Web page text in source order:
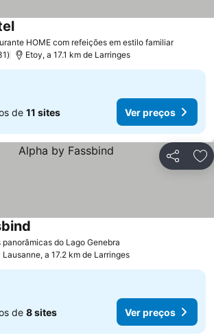
HOME com refeições em estilo familiar
Etoy, a 17.1 km de Larringes
de 11 sites Ver preços
Partilhar
panorâmicas do Lago Genebra
Lausanne, a 17.2 km de Larringes
de 8 sites Ver preços